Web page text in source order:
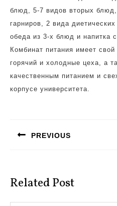
блюд, 5-7 видов вторых
гарниров, 2 вида
обеда из 3-х блюд и напитка
Комбинат питания имеет
горячий и холодные цеха, а
качественным питанием и
корпусе университета.
записям
PREVIOUS
Related Post